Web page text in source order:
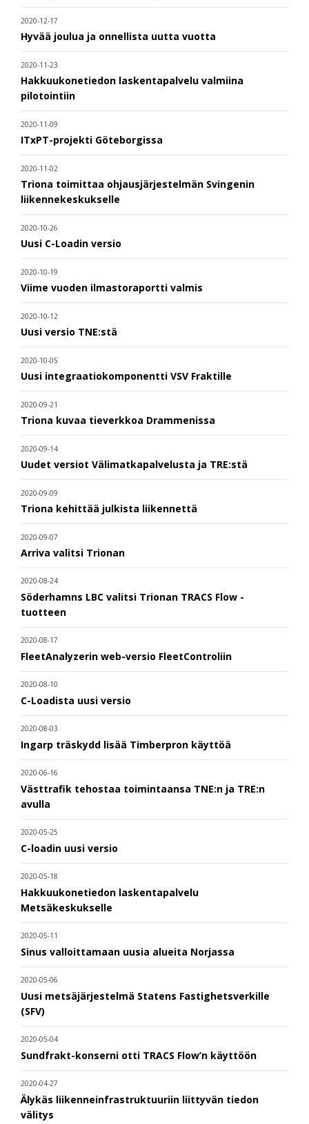
2020-12-17
Hyvää joulua ja onnellista uutta vuotta
2020-11-23
Hakkuukonetiedon laskentapalvelu valmiina
pilotointiin
2020-11-09
ITxPT-projekti Göteborgissa
2020-11-02
Triona toimittaa ohjausjärjestelmän Svingenin
liikennekeskukselle
2020-10-26
Uusi C-Loadin versio
2020-10-19
Viime vuoden ilmastoraportti valmis
2020-10-12
Uusi versio TNE:stä
2020-10-05
Uusi integraatiokomponentti VSV Fraktille
2020-09-21
Triona kuvaa tieverkkoa Drammenissa
2020-09-14
Uudet versiot Välimatkapalvelusta ja TRE:stä
2020-09-09
Triona kehittää julkista liikennettä
2020-09-07
Arriva valitsi Trionan
2020-08-24
Söderhamns LBC valitsi Trionan TRACS Flow -
tuotteen
2020-08-17
FleetAnalyzerin web-versio FleetControliin
2020-08-10
C-Loadista uusi versio
2020-08-03
Ingarp träskydd lisää Timberpron käyttöä
2020-06-16
Västtrafik tehostaa toimintaansa TNE:n ja TRE:n
avulla
2020-05-25
C-loadin uusi versio
2020-05-18
Hakkuukonetiedon laskentapalvelu
Metsäkeskukselle
2020-05-11
Sinus valloittamaan uusia alueita Norjassa
2020-05-06
Uusi metsäjärjestelmä Statens Fastighetsverkille
(SFV)
2020-05-04
Sundfrakt-konserni otti TRACS Flow’n käyttöön
2020-04-27
Älykäs liikenneinfrastruktuuriin liittyvän tiedon
välitys